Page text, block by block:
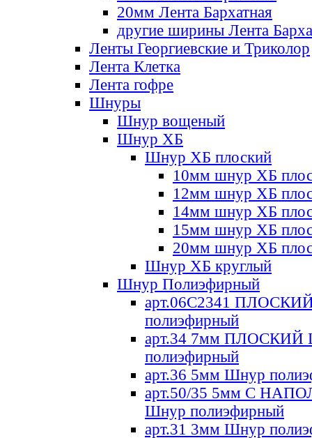
20мм Лента Бархатная
другие ширины Лента
Ленты Георгиевские и Триколор
Лента Клетка
Лента гофре
Шнуры
Шнур вощеный
Шнур ХБ
Шнур ХБ плоский
10мм шнур ХБ
12мм шнур ХБ
14мм шнур ХБ
15мм шнур ХБ
20мм шнур ХБ
Шнур ХБ круглый
Шнур Полиэфирный
арт.06С2341
полиэфирный
арт.34 7мм ПЛОСКИЙ
полиэфирный
арт.36 5мм Шнур
арт.50/35 5мм С
Шнур полиэфирный
арт.31 3мм Шнур